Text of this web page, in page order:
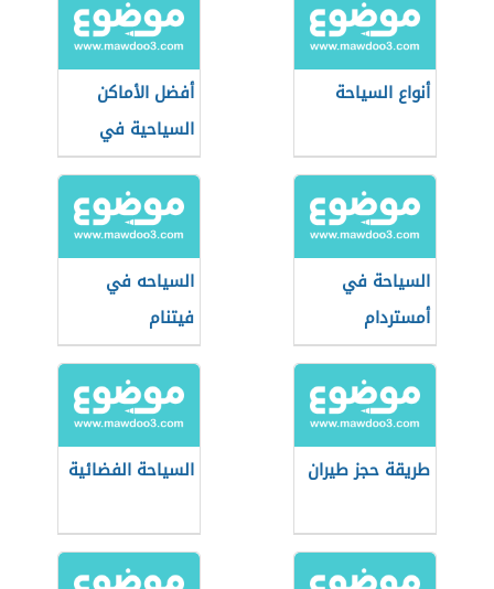
أنواع السياحة
أفضل الأماكن
السياحية في
العالم
السياحة في
أمستردام
السياحه في
فيتنام
طريقة حجز طيران السياحة الفضائية